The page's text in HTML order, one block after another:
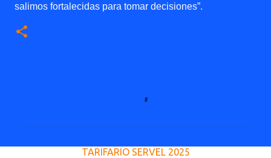
salimos fortalecidas para tomar decisiones”.
TARIFARIO SERVEL 2025